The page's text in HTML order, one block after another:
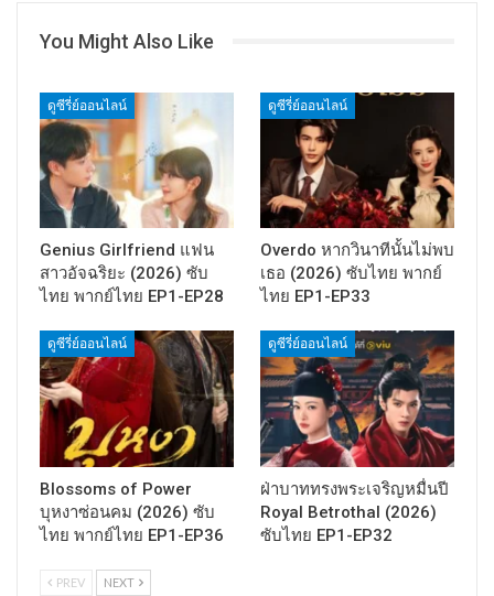
You Might Also Like
ดูซีรี่ย์ออนไลน์
Genius Girlfriend แฟน
สาวอัจฉริยะ (2026) ซับ
ไทย พากย์ไทย EP1-EP28
ดูซีรี่ย์ออนไลน์
Overdo หากวินาทีนั้นไม่พบ
เธอ (2026) ซับไทย พากย์
ไทย EP1-EP33
ดูซีรี่ย์ออนไลน์
Blossoms of Power
บุหงาซ่อนคม (2026) ซับ
ไทย พากย์ไทย EP1-EP36
ดูซีรี่ย์ออนไลน์
ฝ่าบาททรงพระเจริญหมื่นปี
Royal Betrothal (2026)
ซับไทย EP1-EP32
PREV NEXT